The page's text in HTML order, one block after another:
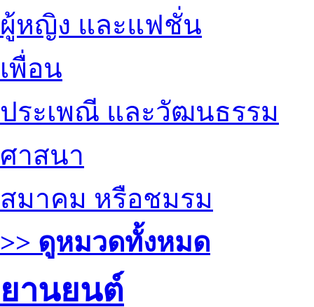
ผู้หญิง และแฟชั่น
เพื่อน
ประเพณี และวัฒนธรรม
ศาสนา
สมาคม หรือชมรม
>> ดูหมวดทั้งหมด
ยานยนต์